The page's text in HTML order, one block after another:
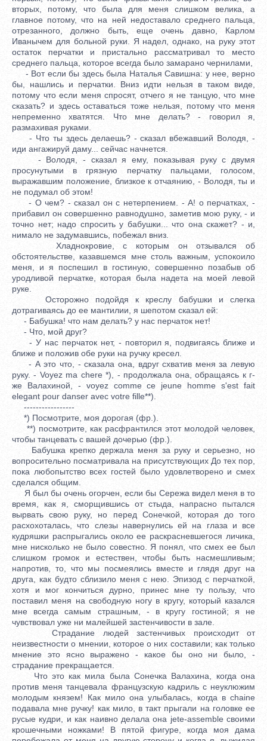
вторых, потому, что была для меня слишком велика, а
главное потому, что на ней недоставало среднего пальца,
отрезанного, должно быть, еще очень давно, Карлом
Иванычем для больной руки. Я надел, однако, на руку этот
остаток перчатки и пристально рассматривал то место
среднего пальца, которое всегда было замарано чернилами,
- Вот если бы здесь была Наталья Савишна: у нее, верно
бы, нашлись и перчатки. Вниз идти нельзя в таком виде,
потому что если меня спросят, отчего я не танцую, что мне
сказать? и здесь оставаться тоже нельзя, потому что меня
непременно хватятся. Что мне делать? - говорил я,
размахивая руками.
- Что ты здесь делаешь? - сказал вбежавший Володя, -
иди ангажируй даму... сейчас начнется.
- Володя, - сказал я ему, показывая руку с двумя
просунутыми в грязную перчатку пальцами, голосом,
выражавшим положение, близкое к отчаянию, - Володя, ты и
не подумал об этом!
- О чем? - сказал он с нетерпением. - А! о перчатках, -
прибавил он совершенно равнодушно, заметив мою руку, - и
точно нет; надо спросить у бабушки... что она скажет? - и,
нимало не задумавшись, побежал вниз.
Хладнокровие, с которым он отзывался об
обстоятельстве, казавшемся мне столь важным, успокоило
меня, и я поспешил в гостиную, совершенно позабыв об
уродливой перчатке, которая была надета на моей левой
руке.
Осторожно подойдя к креслу бабушки и слегка
дотрагиваясь до ее мантилии, я шепотом сказал ей:
- Бабушка! что нам делать? у нас перчаток нет!
- Что, мой друг?
- У нас перчаток нет, - повторил я, подвигаясь ближе и
ближе и положив обе руки на ручку кресел.
- А это что, - сказала она, вдруг схватив меня за левую
руку. - Voyez ma chere *), - продолжала она, обращаясь к г-
же Валахиной, - voyez comme ce jeune homme s'est fait
elegant pour danser avec votre fille**).
-----------------
*) Посмотрите, моя дорогая (фр.).
**) посмотрите, как расфрантился этот молодой человек,
чтобы танцевать с вашей дочерью (фр.).
Бабушка крепко держала меня за руку и серьезно, но
вопросительно посматривала на присутствующих До тех пор,
пока любопытство всех гостей было удовлетворено и смех
сделался общим.
Я был бы очень огорчен, если бы Сережа видел меня в то
время, как я, сморщившись от стыда, напрасно пытался
вырвать свою руку, но перед Сонечкой, которая до того
расхохоталась, что слезы навернулись ей на глаза и все
кудряшки распрыгались около ее раскрасневшегося личика,
мне нисколько не было совестно. Я понял, что смех ее был
слишком громок и естествен, чтобы быть насмешливым;
напротив, то, что мы посмеялись вместе и глядя друг на
друга, как будто сблизило меня с нею. Эпизод с перчаткой,
хотя и мог кончиться дурно, принес мне ту пользу, что
поставил меня на свободную ногу в кругу, который казался
мне всегда самым страшным, - в кругу гостиной; я не
чувствовал уже ни малейшей застенчивости в зале.
Страдание людей застенчивых происходит от
неизвестности о мнении, которое о них составили; как только
мнение это ясно выражено - какое бы оно ни было, -
страдание прекращается.
Что это как мила была Сонечка Валахина, когда она
против меня танцевала французскую кадриль с неуклюжим
молодым князем! Как мило она улыбалась, когда в chaine
подавала мне ручку! как мило, в такт прыгали на головке ее
русые кудри, и как наивно делала она jete-assemble своими
крошечными ножками! В пятой фигуре, когда моя дама